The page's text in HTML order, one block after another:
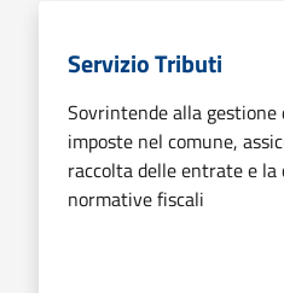
Servizio Tributi
Sovrintende alla gestione
imposte nel comune,
raccolta delle entrate e
normative fiscali